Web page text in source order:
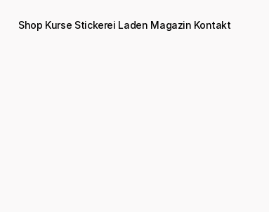
Shop Kurse Stickerei Laden Magazin Kontakt